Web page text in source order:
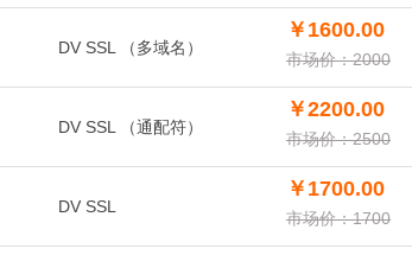
DV SSL （多域名）
￥1600.00
市场价：2000
DV SSL （通配符）
￥2200.00
市场价：2500
DV SSL
￥1700.00
市场价：1700